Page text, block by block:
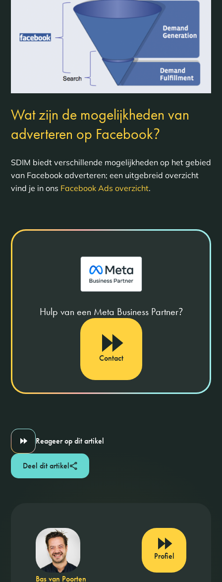
Wat zijn de mogelijkheden van
adverteren op Facebook?
SDIM biedt verschillende mogelijkheden op het gebied
van Facebook adverteren; een uitgebreid overzicht
vind je in ons Facebook Ads overzicht.
Hulp van een Meta Business Partner?
Contact
Reageer op dit artikel
Deel dit artikel
Bas van Poorten
Profiel